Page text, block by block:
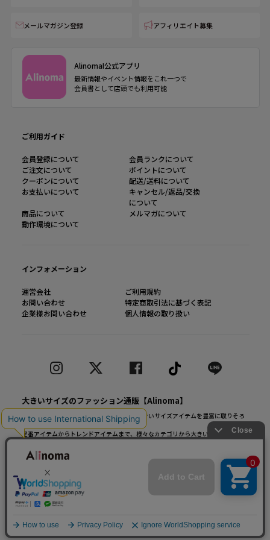
メールマガジン登録 アフィリエイト募集
AlinomaI公式アプリ
最新情報やイベント情報をこれ一つで
会員書として店頭でも利用可能
ご利用ガイド
会員登録について
会員ランクについて
ご注文について
ポイントについて
クーポンについて
配送/送料について
お支払いについて
キャンセル/返品/交換
について
商品について
メルマガについて
動作環境について
インフォメーション
運営会社
ご利用規約
お問い合わせ
特定商取引法に基づく表記
企業様お問い合わせ
個人情報の取り扱い
大きいサイズのファッション通販【Alinoma】
「Alinoma（アリノマ）は人気ブランドの大きいサイズアイテムを豊富に取りそろ
えるファッション通販サイトです。
定番アイテムからトレンドアイテムまで、様々なカテゴリから大きいサイズ（L～
10L）ファッションをお探しできます！